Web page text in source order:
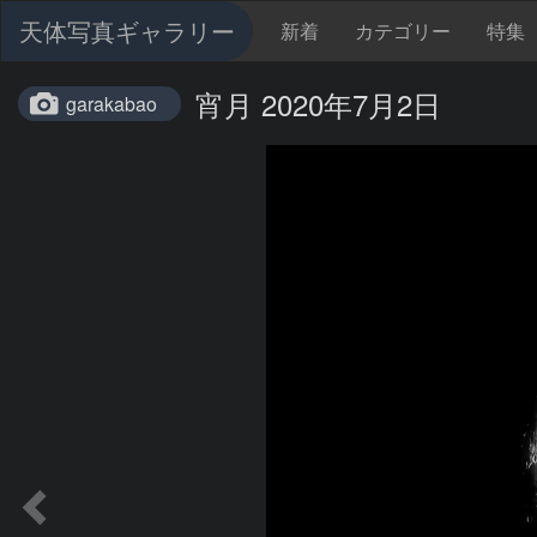
天体写真ギャラリー 新着 カテゴリー 特集
garakabao 宵月 2020年7月2日